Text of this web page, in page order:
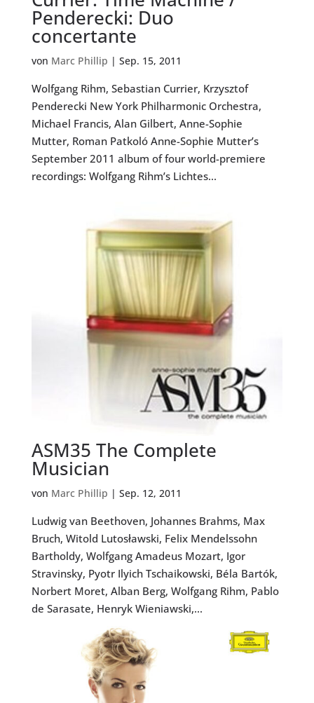
Penderecki: Duo
concertante
von Marc Phillip | Sep. 15, 2011
Wolfgang Rihm, Sebastian Currier, Krzysztof
Penderecki New York Philharmonic Orchestra,
Michael Francis, Alan Gilbert, Anne-Sophie
Mutter, Roman Patkoló Anne-Sophie Mutter’s
September 2011 album of four world-premiere
recordings: Wolfgang Rihm’s Lichtes...
ASM35 The Complete
Musician
von Marc Phillip | Sep. 12, 2011
Ludwig van Beethoven, Johannes Brahms, Max
Bruch, Witold Lutosławski, Felix Mendelssohn
Bartholdy, Wolfgang Amadeus Mozart, Igor
Stravinsky, Pyotr Ilyich Tschaikowski, Béla Bartók,
Norbert Moret, Alban Berg, Wolfgang Rihm, Pablo
de Sarasate, Henryk Wieniawski,...